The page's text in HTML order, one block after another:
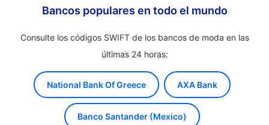
Bancos populares en todo el mundo
Consulte los códigos SWIFT de los bancos de moda en las
últimas 24 horas:
National Bank Of Greece AXA Bank
Banco Santander (Mexico)